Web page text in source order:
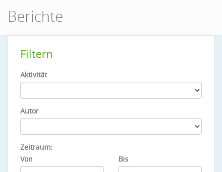
Berichte
Filtern
Aktivität
Autor
Zeitraum:
Von
Bis